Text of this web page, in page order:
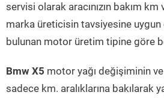
servisi olarak aracınızın bakım km
marka üreticisin tavsiyesine uygun
bulunan motor üretim tipine göre
Bmw X5 motor yağı değişiminin
sadece km. aralıklarına bakılarak